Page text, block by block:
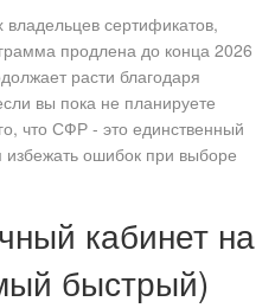
сертификатов,
продлена до конца 2026
расти благодаря
вы пока не планируете
что СФР - это единственный
ошибок при выборе
кабинет на
быстрый)